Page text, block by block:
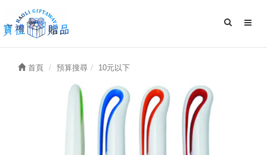
首頁 預算搜尋 10元以下